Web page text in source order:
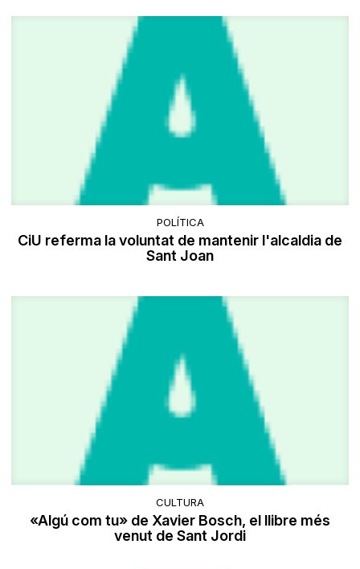
POLÍTICA
CiU referma la voluntat de mantenir l'alcaldia de
Sant Joan
CULTURA
«Algú com tu» de Xavier Bosch, el llibre més
venut de Sant Jordi